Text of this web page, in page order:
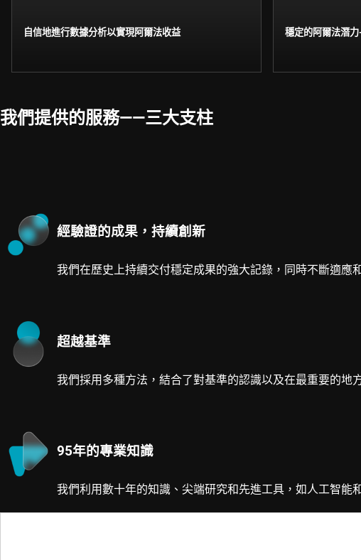
自信地進行數據分析以實現阿爾法收益 穩定的阿爾法潛
我們提供的服務——三大支柱
經驗證的成果，持續創新
我們在歷史上持續交付穩定成果的強大記錄，同時不斷適
超越基準
我們採用多種方法，結合了對基準的認識以及在最重要的地
95年的專業知識
我們利用數十年的知識、尖端研究和先進工具，如人工智能